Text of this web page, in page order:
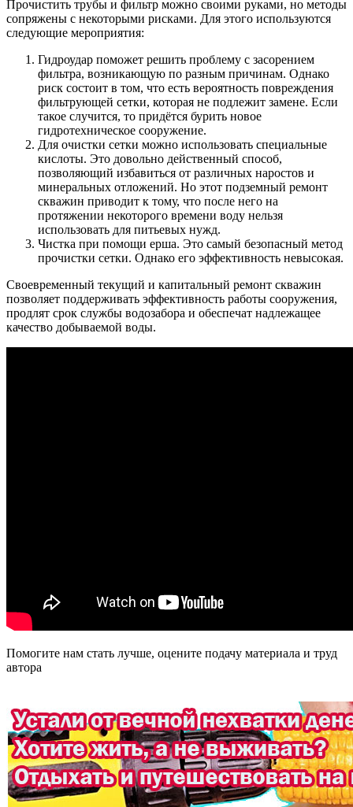
Прочистить трубы и фильтр можно своими руками, но методы
сопряжены с некоторыми рисками. Для этого используются
следующие мероприятия:
Гидроудар поможет решить проблему с засорением
фильтра, возникающую по разным причинам. Однако
риск состоит в том, что есть вероятность повреждения
фильтрующей сетки, которая не подлежит замене. Если
такое случится, то придётся бурить новое
гидротехническое сооружение.
Для очистки сетки можно использовать специальные
кислоты. Это довольно действенный способ,
позволяющий избавиться от различных наростов и
минеральных отложений. Но этот подземный ремонт
скважин приводит к тому, что после него на
протяжении некоторого времени воду нельзя
использовать для питьевых нужд.
Чистка при помощи ерша. Это самый безопасный метод
прочистки сетки. Однако его эффективность невысокая.
Своевременный текущий и капитальный ремонт скважин
позволяет поддерживать эффективность работы сооружения,
продлят срок службы водозабора и обеспечат надлежащее
качество добываемой воды.
Помогите нам стать лучше, оцените подачу материала и труд
автора